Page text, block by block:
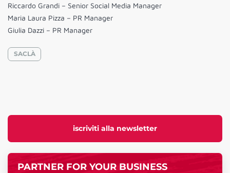
iscriviti alla newsletter
PARTNER FOR YOUR BUSINESS
Riccardo Grandi – Senior Social Media Manager
Maria Laura Pizza – PR Manager
Giulia Dazzi – PR Manager
SACLÀ